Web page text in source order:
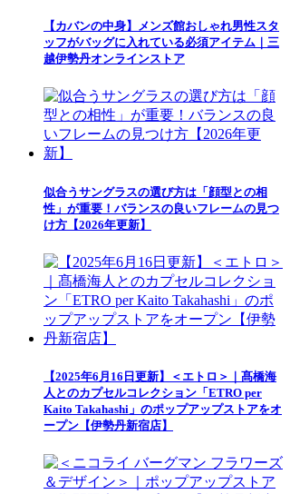
【カバンの中身】メンズ館おしゃれ男性スタ
ッフがバッグに入れている必須アイテム｜三
越伊勢丹オンラインストア
似合うサングラスの選び方は「顔型との相
性」が重要！バランスの良いフレームの見つ
け方【2026年更新】
【2025年6月16日更新】＜エトロ＞｜髙橋海
人とのカプセルコレクション「ETRO per
Kaito Takahashi」のポップアップストアをオ
ープン【伊勢丹新宿店】